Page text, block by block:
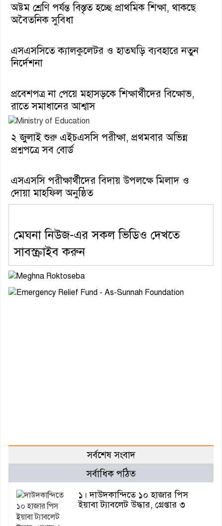
অষ্টম শ্রেণি পর্যন্ত বিস্তৃত হচ্ছে প্রাথমিক শিক্ষা, থাকছে
অবৈতনিক সুবিধা
এসএসসিতে ক্যালকুলেটর ও হাতঘড়ি ব্যবহারে নতুন
নির্দেশনা
প্রবেশপত্র না পেয়ে মহাসড়কে শিক্ষার্থীদের বিক্ষোভ,
রাতে সমাধানের আশ্বাস
২ জুলাই শুরু এইচএসসি পরীক্ষা, প্রথমবার অভিন্ন
প্রশ্নপত্রে সব বোর্ড
এসএসসি পরীক্ষার্থীদের বিদায় উপলক্ষে মিলাদ ও
দোয়া মাহফিল অনুষ্ঠিত
মেঘনা নিউজ-এর সকল ভিডিও দেখতে
সাবস্ক্রাইব করুন
সর্বশেষ সংবাদ
সর্বাধিক পঠিত
১। দাউদকান্দিতে ১০ হাজার পিস
ইয়াবা ট্যাবলেট উদ্ধার, গ্রেপ্তার ৩